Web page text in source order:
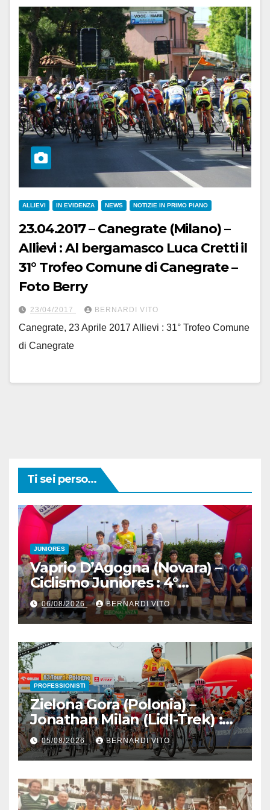
ALLIEVI IN EVIDENZA NEWS NOTIZIE IN PRIMO PIANO
23.04.2017 – Canegrate (Milano) –
Allievi : Al bergamasco Luca Cretti il
31° Trofeo Comune di Canegrate –
Foto Berry
23/04/2017 BERNARDI VITO
Canegrate, 23 Aprile 2017 Allievi : 31° Trofeo Comune
di Canegrate
Ti sei perso...
JUNIORES
Vaprio D’Agogna (Novara) –
Ciclismo Juniores : 4°
Memorial Pippo Fallarini al
valsusano Graziano Paolo
Marangon (Team Guerrini –
Senaghese)
06/08/2026 BERNARDI VITO
PROFESSIONISTI
Zielona Gora (Polonia) –
Jonathan Milan (Lidl-Trek) :
Vince la terza tappa di
seguito e in maglia gialla
all’83° Giro di Polonia
05/08/2026 BERNARDI VITO